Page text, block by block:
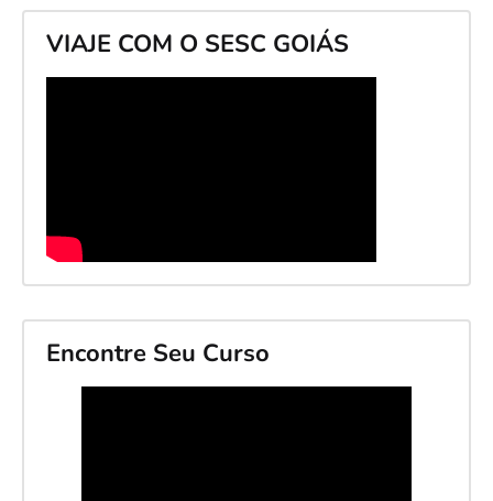
VIAJE COM O SESC GOIÁS
Encontre Seu Curso